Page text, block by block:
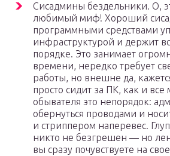
Сисадмины бездельники. О,
любимый миф! Хороший
программными средствами
инфраструктурой и держит
порядке. Это занимает
времени, нередко требует
работы, но внешне да,
просто сидит за ПК, как и все
обывателя это непорядок:
обернуться проводами и
и стриппером наперевес.
никто не безгрешен — но
вы сразу почувствуете на